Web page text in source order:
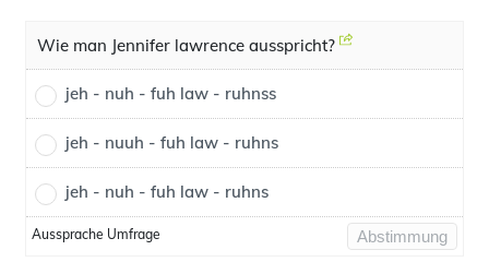
Wie man Jennifer lawrence ausspricht?
jeh - nuh - fuh law - ruhnss
jeh - nuuh - fuh law - ruhns
jeh - nuh - fuh law - ruhns
Aussprache Umfrage Abstimmung